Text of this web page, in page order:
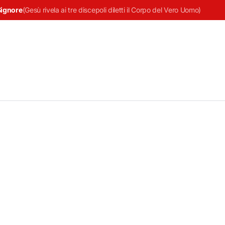
(Gesù rivela ai tre discepoli diletti il Corpo del Vero Uomo)